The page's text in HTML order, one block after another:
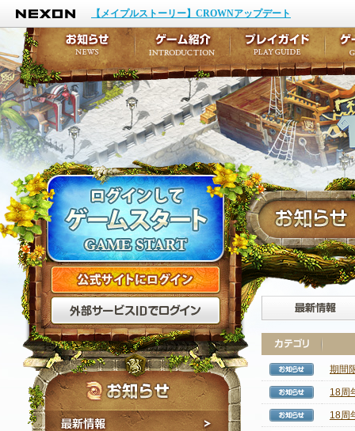
NEXON
【メイプルストーリー】CROWNアップデート
公式サイトにログイン
外部サービスIDでログ
最新情報
【お
期間
【お
18周
【お
18周
お知らせ
イベント
アップデート
メンテナンス
ゲーム紹介
キャラクター作成
テイルズ初級者講座
ここだけは知ってお